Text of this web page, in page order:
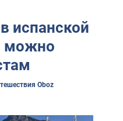
испанской
можно
Oboz